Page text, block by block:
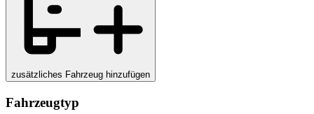
zusätzliches Fahrzeug hinzufügen
Fahrzeugtyp